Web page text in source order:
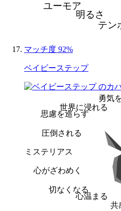
テン
明るさ
ユーモア
マッチ度 92%
ベイビーステップ
勇気
共
心温まる
切なくなる
心がざわめく
ミステリアス
圧倒される
思慮を巡らす
世界に浸れる